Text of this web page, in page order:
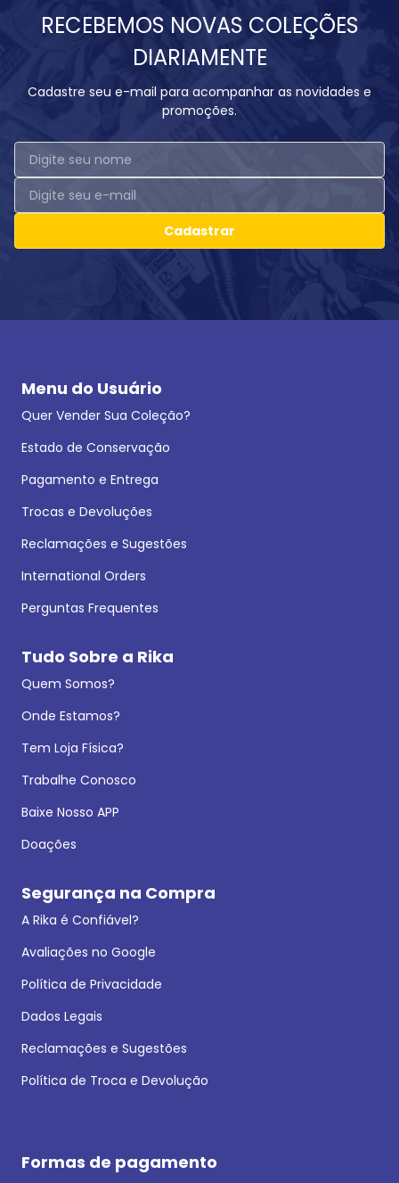
RECEBEMOS NOVAS COLEÇÕES
DIARIAMENTE
Cadastre seu e-mail para acompanhar as novidades e
promoções.
Cadastrar
Menu do Usuário
Quer Vender Sua Coleção?
Estado de Conservação
Pagamento e Entrega
Trocas e Devoluções
Reclamações e Sugestões
International Orders
Perguntas Frequentes
Tudo Sobre a Rika
Quem Somos?
Onde Estamos?
Tem Loja Física?
Trabalhe Conosco
Baixe Nosso APP
Doações
Segurança na Compra
A Rika é Confiável?
Avaliações no Google
Política de Privacidade
Dados Legais
Reclamações e Sugestões
Política de Troca e Devolução
Formas de pagamento